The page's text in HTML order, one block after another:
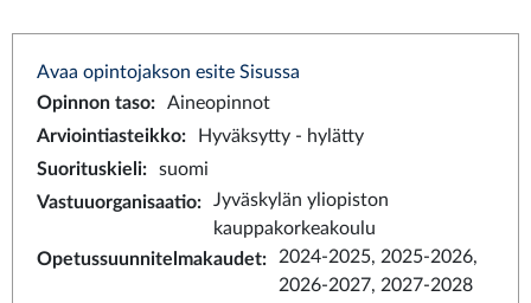
Avaa opintojakson esite Sisussa
Opinnon taso:
Aineopinnot
Arviointiasteikko:
Hyväksytty - hylätty
Suorituskieli:
suomi
Vastuuorganisaatio:
Jyväskylän yliopiston
kauppakorkeakoulu
Opetussuunnitelmakaudet:
2024-2025, 2025-2026,
2026-2027, 2027-2028